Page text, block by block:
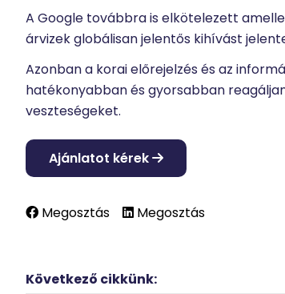
A Google továbbra is elkötelezett
árvizek globálisan jelentős kihívást
Azonban a korai előrejelzés és az
hatékonyabban és gyorsabban
veszteségeket.
Ajánlatot kérek
Megosztás Megosztás
Következő cikkünk: